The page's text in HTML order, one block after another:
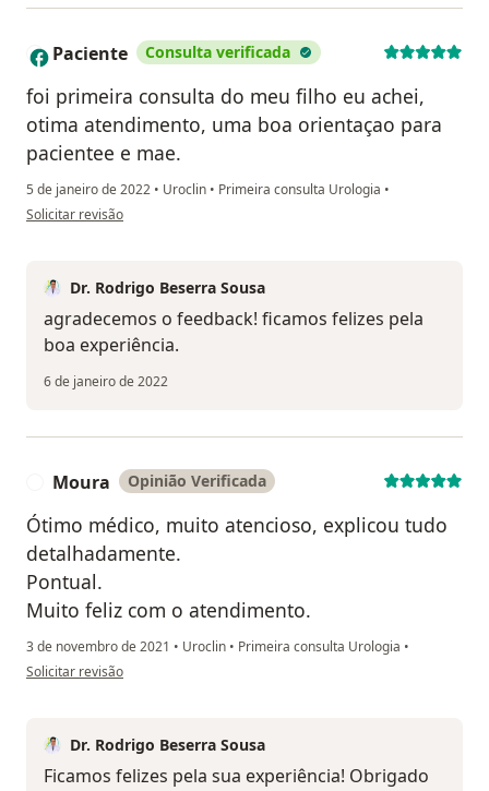
P Paciente Consulta verificada
foi primeira consulta do meu filho eu achei,
otima atendimento, uma boa orientaçao para
pacientee e mae.
5 de janeiro de 2022 • Uroclin • Primeira consulta Urologia •
na opinião do utilizador Paciente
Solicitar revisão
Dr. Rodrigo Beserra Sousa
agradecemos o feedback! ficamos felizes pela
boa experiência.
6 de janeiro de 2022
Moura Opinião Verificada
Ótimo médico, muito atencioso, explicou tudo
detalhadamente.
Pontual.
Muito feliz com o atendimento.
3 de novembro de 2021 • Uroclin • Primeira consulta Urologia •
na opinião do utilizador Moura
Solicitar revisão
Dr. Rodrigo Beserra Sousa
Ficamos felizes pela sua experiência! Obrigado